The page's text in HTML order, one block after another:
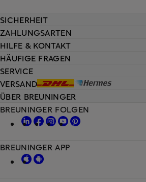
HILFE & KONTAKT
HÄUFIGE FRAGEN
SERVICE
VERSAND
SICHERHEIT
ZAHLUNGSARTEN
ÜBER BREUNINGER
BREUNINGER FOLGEN
BREUNINGER APP